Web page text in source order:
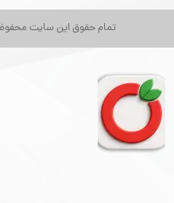
تمام حقوق این سایت محفوظ